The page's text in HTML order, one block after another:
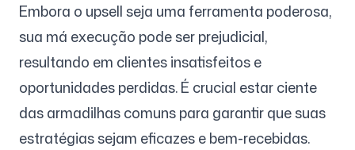
Embora o upsell seja uma ferramenta poderosa,
sua má execução pode ser prejudicial,
resultando em clientes insatisfeitos e
oportunidades perdidas. É crucial estar ciente
das armadilhas comuns para garantir que suas
estratégias sejam eficazes e bem-recebidas.